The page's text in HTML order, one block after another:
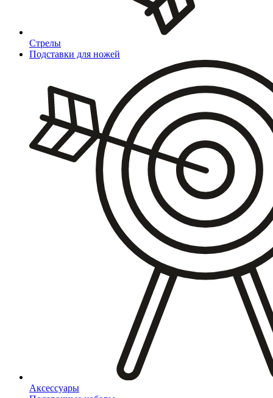
Стрелы
Подставки для ножей
Аксессуары